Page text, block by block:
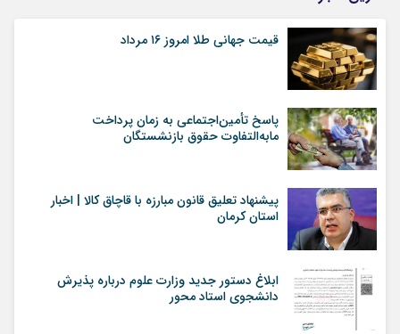
قیمت جهانی طلا امروز ۱۶ مرداد
پاسخ تأمین‌اجتماعی به زمان پرداخت
مابه‌التفاوت حقوق بازنشستگان
پیشنهاد تعلیق قانون مبارزه با قاچاق کالا | اخبار
استان کرمان
ابلاغ دستور جدید وزارت علوم درباره پذیرش
دانشجوی استاد محور